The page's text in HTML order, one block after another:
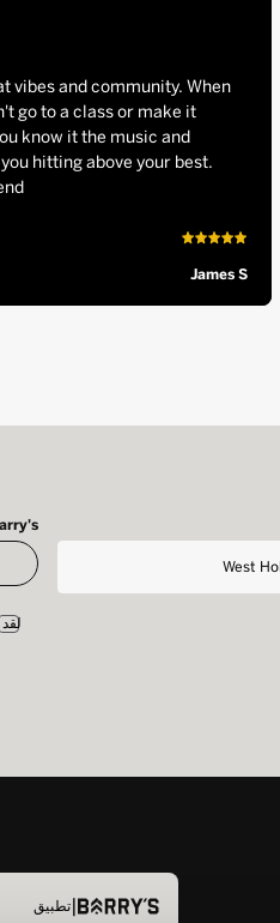
vibes and community. When
go to a class or make it
know it the music and
hitting above your best.
James S
|تطبيق